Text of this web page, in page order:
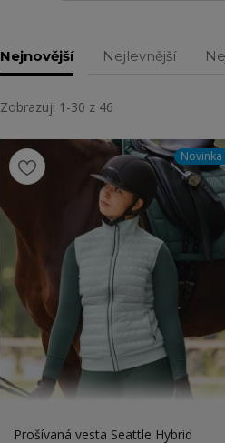
Nejnovější Nejlevnější
Zobrazuji 1-30 z 46
Novinka
Prošívaná vesta Seattle Hybrid